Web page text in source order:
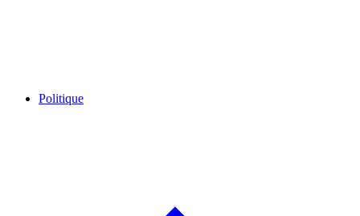
Politique